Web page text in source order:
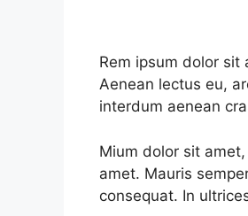
Rem ipsum dolor
Aenean lectus eu,
interdum aenean
Mium dolor sit
amet. Mauris
consequat. In